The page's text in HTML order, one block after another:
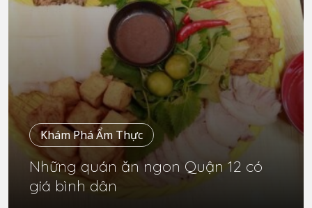
Khám Phá Ẩm Thực
Những quán ăn ngon Quận 12 có
giá bình dân